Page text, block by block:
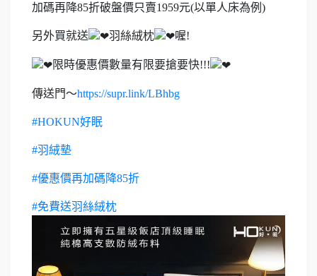
加碼再降85折破盤價只賣1959元(以單人床為例)
另外買就送 羽絲絨枕 喔!
限時優惠價數量有限要搶要快!!!
傳送門～https://supr.link/LBhbg
#HOKUN好眠
#羽絨墊
#優惠價再加碼降85折
#免費送羽絲絨枕